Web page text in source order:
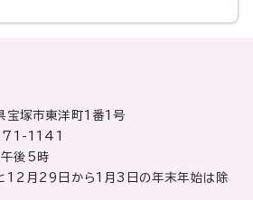
塚市東洋町1番1号
71-1141
午後5時
と12月29日から1月3日の年末年始は除